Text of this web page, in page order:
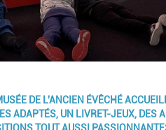
DE L'ANCIEN ÉVÊCHÉ
ADAPTÉS, UN LIVRET-JEUX, DES